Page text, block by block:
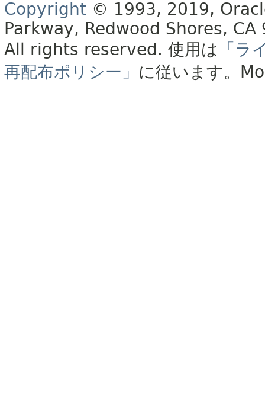
Copyright © 1993, 2019,
Parkway, Redwood Shores, CA
All rights reserved. 使用は 「ラ
再配布ポリシー」 に従います。